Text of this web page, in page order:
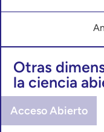
Otras
la ciencia
Acceso Abierto